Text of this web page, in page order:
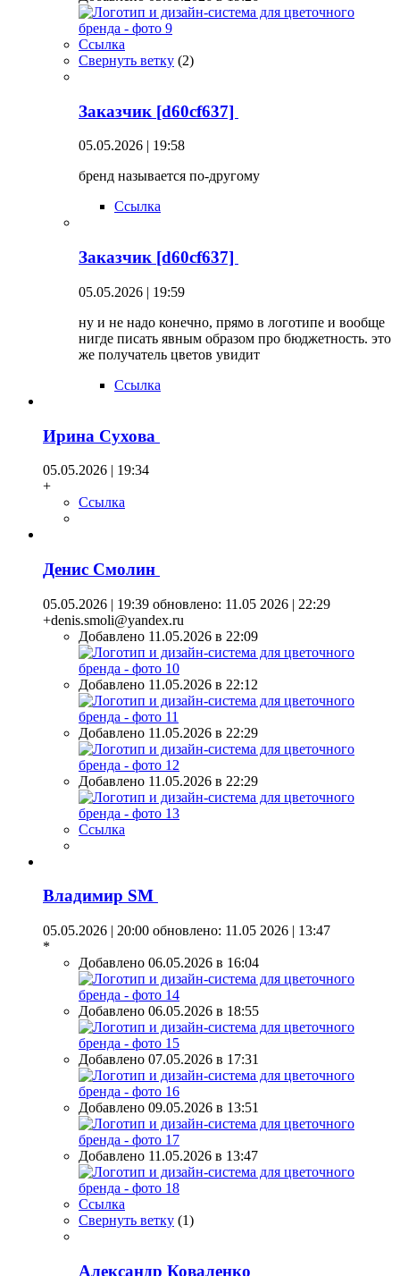
Ссылка
Свернуть ветку (2)
Заказчик [d60cf637]
05.05.2026 | 19:58
бренд называется по-другому
Ссылка
Заказчик [d60cf637]
05.05.2026 | 19:59
ну и не надо конечно, прямо в логотипе и вообще
нигде писать явным образом про бюджетность. это
же получатель цветов увидит
Ссылка
Ирина Сухова
05.05.2026 | 19:34
+
Ссылка
Денис Смолин
05.05.2026 | 19:39 обновлено: 11.05 2026 | 22:29
+denis.smoli@yandex.ru
Добавлено 11.05.2026 в 22:09
Добавлено 11.05.2026 в 22:12
Добавлено 11.05.2026 в 22:29
Добавлено 11.05.2026 в 22:29
Ссылка
Владимир SM
05.05.2026 | 20:00 обновлено: 11.05 2026 | 13:47
*
Добавлено 06.05.2026 в 16:04
Добавлено 06.05.2026 в 18:55
Добавлено 07.05.2026 в 17:31
Добавлено 09.05.2026 в 13:51
Добавлено 11.05.2026 в 13:47
Ссылка
Свернуть ветку (1)
Александр Коваленко